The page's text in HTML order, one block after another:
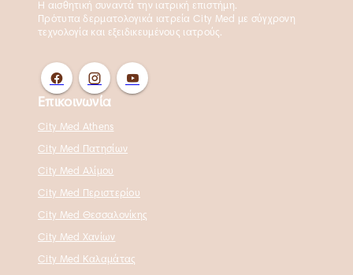
Η αισθητική συναντά την ιατρική επιστήμη.
Πρότυπα δερματολογικά ιατρεία City Med με σύγχρονη
τεχνολογία και εξειδικευμένους ιατρούς.
Επικοινωνία
City Med Athens
City Med Πατησίων
City Med Αλίμου
City Med Περιστερίου
City Med Θεσσαλονίκης
City Med Χανίων
City Med Καλαμάτας